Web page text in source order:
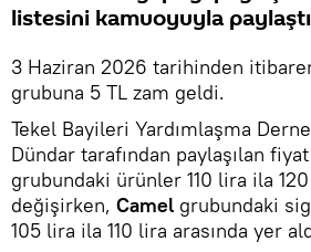
listesini kamuoyuyla
3 Haziran 2026 tarihinden
grubuna 5 TL zam geldi.
Tekel Bayileri Yardımlaşma
Dündar tarafından paylaşılan
grubundaki ürünler 110 lira ila
değişirken, Camel grubundaki
105 lira ila 110 lira arasında yer